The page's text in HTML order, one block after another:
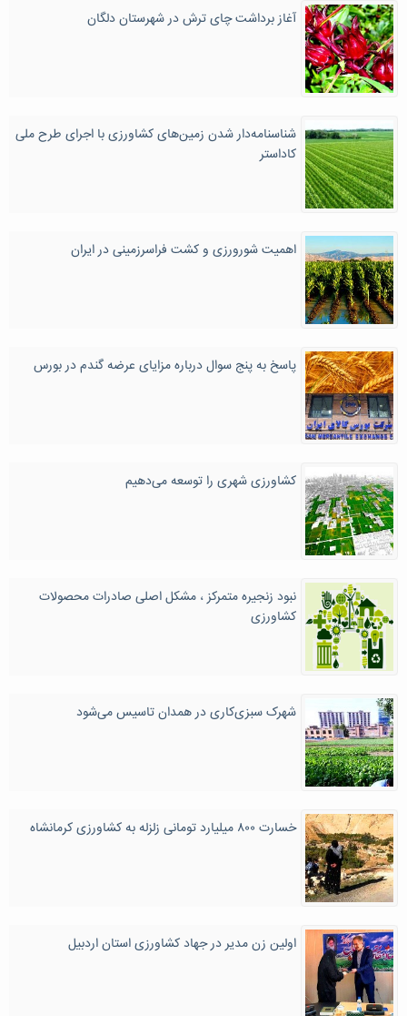
آغاز برداشت چای ترش در شهرستان دلگان
شناسنامه‌دار شدن زمین‌های کشاورزی با اجرای طرح ملی
کاداستر
اهمیت شورورزی و کشت فراسرزمینی در ایران
پاسخ به پنج سوال درباره مزایای عرضه گندم در بورس
کشاورزی شهری را توسعه می‌دهیم
نبود زنجیره متمرکز ، مشکل اصلی صادرات محصولات
کشاورزی
شهرک سبزی‌کاری در همدان تاسیس می‌شود
خسارت ۸۰۰ میلیارد تومانی زلزله به کشاورزی کرمانشاه
اولین زن مدیر در جهاد کشاورزی استان اردبیل